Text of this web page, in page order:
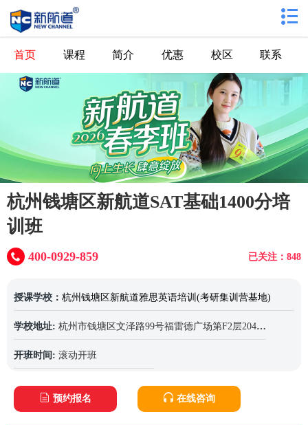
首页 课程 简介 优惠 校区 联系
杭州钱塘区新航道SAT基础1400分培
训班
已关注：848
400-0929-859
授课学校： 杭州钱塘区新航道雅思英语培训(考研集训营基地)
学校地址: 杭州市钱塘区文泽路99号福雷德广场第F2层204-2单元室
开班时间: 滚动开班
预约报名 在线咨询